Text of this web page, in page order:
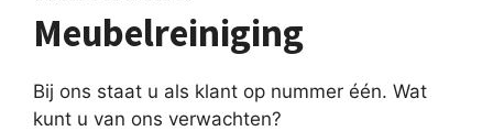
Meubelreiniging
Bij ons staat u als klant op nummer één. Wat
kunt u van ons verwachten?